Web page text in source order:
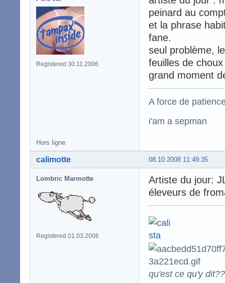
Registered 30.11.2006
peinard au
et la phrase
fane.
seul problème,
feuilles de
grand moment
A force de
i'am a sepman
Hors ligne
08.10.2008 11:49:35
calimotte
Lombric Marmotte
Registered 01.03.2006
Artiste du jour:
éleveurs de
qu'est ce qu'y